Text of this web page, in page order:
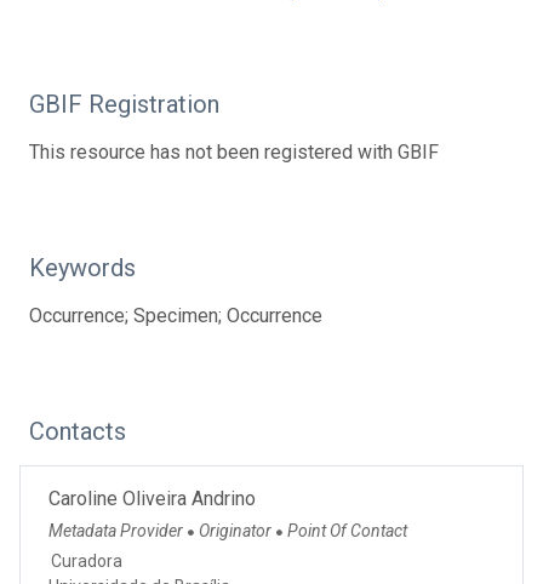
GBIF Registration
This resource has not been registered with GBIF
Keywords
Occurrence; Specimen; Occurrence
Contacts
Caroline Oliveira Andrino
Metadata Provider ● Originator ● Point Of Contact
Curadora